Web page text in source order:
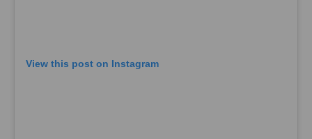
View this post on Instagram